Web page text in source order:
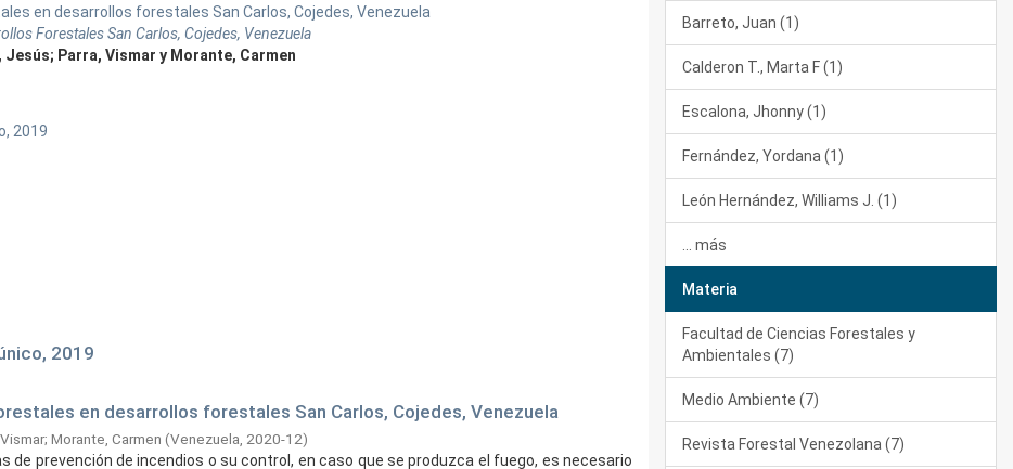
en desarrollos forestales San Carlos, Cojedes, Venezuela
Forestales San Carlos, Cojedes, Venezuela
Parra, Vismar y Morante, Carmen
2019
2019
en desarrollos forestales San Carlos, Cojedes, Venezuela
; Morante, Carmen (Venezuela, 2020-12)
prevención de incendios o su control, en caso que se produzca el fuego, es necesario
Barreto, Juan (1)
Calderon T., Marta F (1)
Escalona, Jhonny (1)
Fernández, Yordana (1)
León Hernández, Williams J. (1)
... más
Materia
Facultad de Ciencias Forestales y
Ambientales (7)
Medio Ambiente (7)
Revista Forestal Venezolana (7)